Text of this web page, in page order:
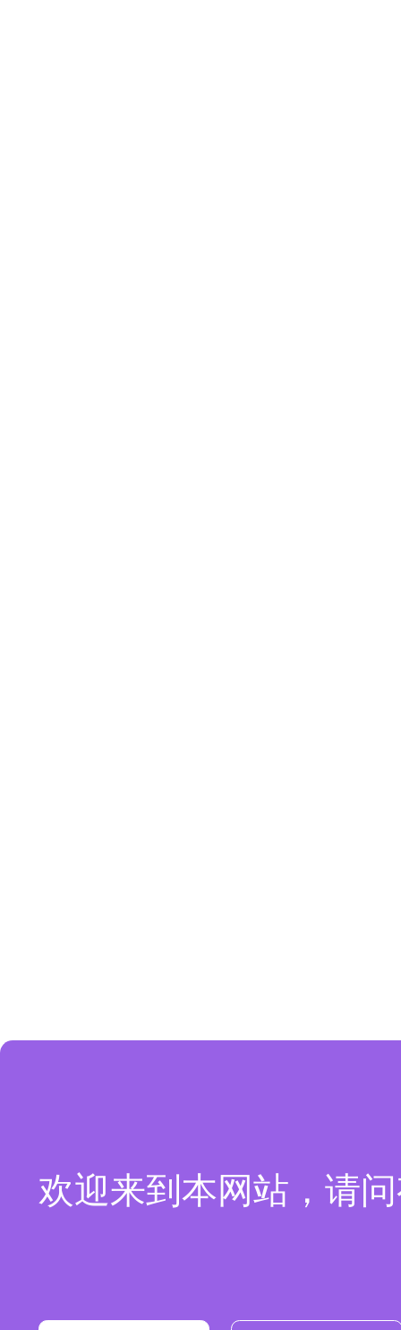
欢迎来到本网站，请